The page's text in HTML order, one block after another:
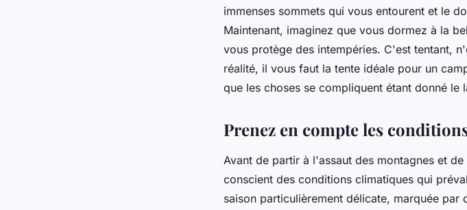
immenses sommets qui vous entourent et le
Maintenant, imaginez que vous dormez à la
vous protège des intempéries. C'est tentant,
réalité, il vous faut la tente idéale pour un
que les choses se compliquent étant donné
Prenez en compte les
Avant de partir à l'assaut des montagnes et
conscient des conditions climatiques qui
saison particulièrement délicate, marquée par